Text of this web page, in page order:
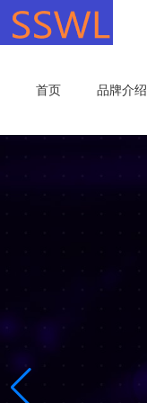
首页 品牌介绍